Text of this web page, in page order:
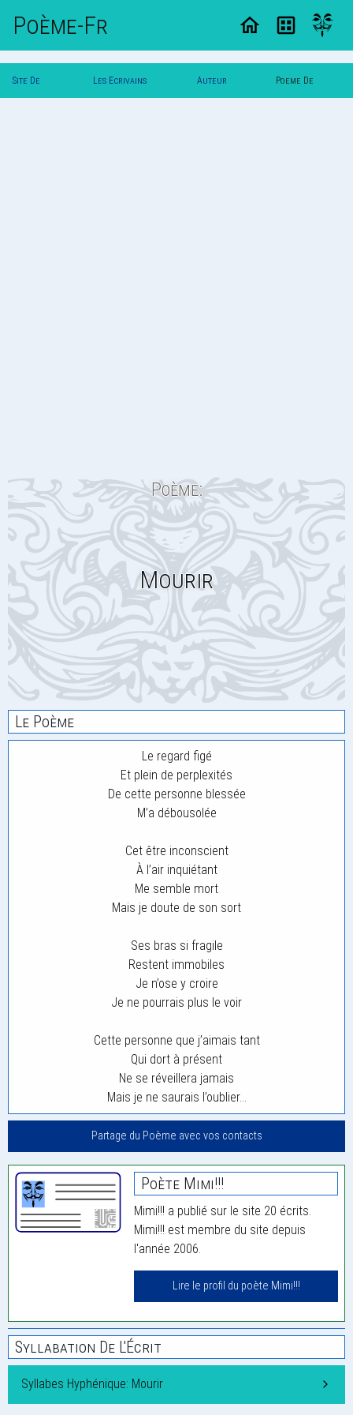
Poème-Fr
Site De Les Ecrivains Auteur Poeme De
Poème:
Mourir
Le Poème
Le regard figé
Et plein de perplexités
De cette personne blessée
M’a débousolée
Cet être inconscient
À l’air inquiétant
Me semble mort
Mais je doute de son sort
Ses bras si fragile
Restent immobiles
Je n’ose y croire
Je ne pourrais plus le voir
Cette personne que j’aimais tant
Qui dort à présent
Ne se réveillera jamais
Mais je ne saurais l’oublier…
Partage du Poème avec vos contacts
Poète Mimi!!!
Mimi!!! a publié sur le site 20 écrits.
Mimi!!! est membre du site depuis
l'année 2006.
Lire le profil du poète Mimi!!!
Syllabation De L'Écrit
Syllabes Hyphénique: Mourir